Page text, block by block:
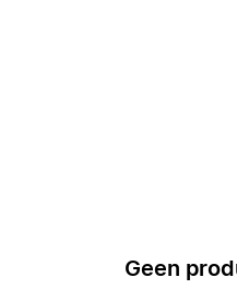
Geen